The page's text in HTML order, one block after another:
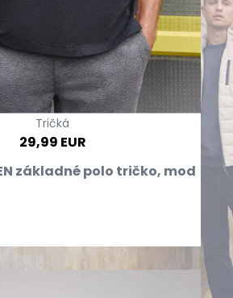
Tričká
29,99 EUR
základné polo tričko, mod